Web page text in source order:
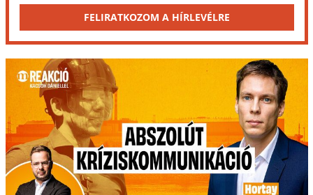
FELIRATKOZOM A HÍRLEVÉLRE